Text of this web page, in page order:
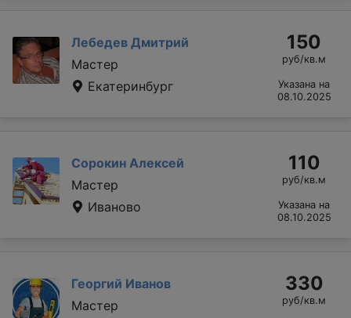
Лебедев Дмитрий
Мастер
Екатеринбург
150
руб/кв.м
Указана на
08.10.2025
Сорокин Алексей
Мастер
Иваново
110
руб/кв.м
Указана на
08.10.2025
Георгий Иванов
Мастер
330
руб/кв.м